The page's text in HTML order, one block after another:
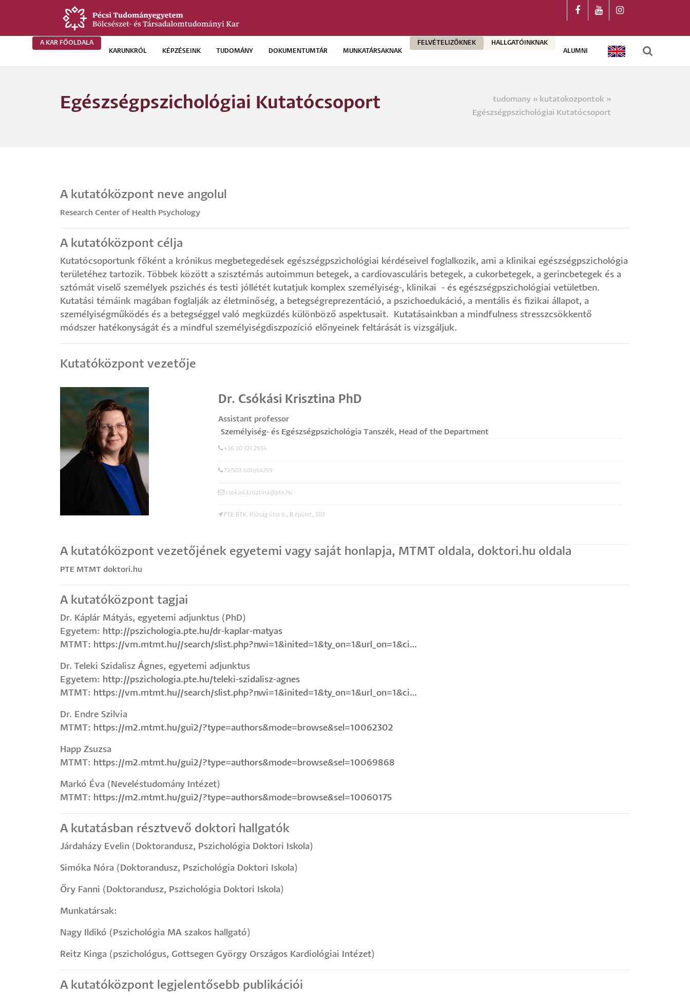
menü
A KAR FŐOLDALA
KARUNKRÓL
KÉPZÉSEINK TUDOMÁNY DOKUMENTUMTÁR MUNKATÁRSAKNAK
FELVÉTELIZŐKNEK
HALLGATÓINKNAK
ALUMNI
ENGLISH
Egészségpszichológiai Kutatócsoport tudomany
kutatokozpontok
Egészségpszichológiai Kutatócsoport
A kutatóközpont neve angolul
Research Center of Health Psychology
A kutatóközpont célja
Kutatócsoportunk főként a krónikus megbetegedések egészségpszichológiai kérdéseivel foglalkozik, ami a klinikai egészségpszichológia
területéhez tartozik. Többek között a szisztémás autoimmun betegek, a cardiovasculáris betegek, a cukorbetegek, a gerincbetegek és a
sztómát viselő személyek pszichés és testi jóllétét kutatjuk komplex személyiség-, klinikai - és egészségpszichológiai vetületben.
Kutatási témáink magában foglalják az életminőség, a betegségreprezentáció, a pszichoedukáció, a mentális és fizikai állapot, a
személyiségműködés és a betegséggel való megküzdés különböző aspektusait. Kutatásainkban a mindfulness stresszcsökkentő
módszer hatékonyságát és a mindful személyiségdiszpozíció előnyeinek feltárását is vizsgáljuk.
Kutatóközpont vezetője
Dr. Csókási Krisztina PhD
Assistant professor
Személyiség- és Egészségpszichológia Tanszék, Head of the Department
+36 30 121 2934
72/503 600/64259
csokasi.krisztina@pte.hu
PTE BTK, Ifjúság útja 6., B épület, 303
A kutatóközpont vezetőjének egyetemi vagy saját honlapja, MTMT oldala, doktori.hu oldala
PTE MTMT doktori.hu
A kutatóközpont tagjai
Dr. Káplár Mátyás, egyetemi adjunktus (PhD)
Egyetem: http://pszichologia.pte.hu/dr-kaplar-matyas
MTMT: https://vm.mtmt.hu//search/slist.php?nwi=1&inited=1&ty_on=1&url_on=1&ci…
Dr. Teleki Szidalisz Ágnes, egyetemi adjunktus
Egyetem: http://pszichologia.pte.hu/teleki-szidalisz-agnes
MTMT: https://vm.mtmt.hu//search/slist.php?nwi=1&inited=1&ty_on=1&url_on=1&ci…
Dr. Endre Szilvia
MTMT: https://m2.mtmt.hu/gui2/?type=authors&mode=browse&sel=10062302
Happ Zsuzsa
MTMT: https://m2.mtmt.hu/gui2/?type=authors&mode=browse&sel=10069868
Markó Éva (Neveléstudomány Intézet)
MTMT: https://m2.mtmt.hu/gui2/?type=authors&mode=browse&sel=10060175
A kutatásban résztvevő doktori hallgatók
Járdaházy Evelin (Doktorandusz, Pszichológia Doktori Iskola)
Simóka Nóra (Doktorandusz, Pszichológia Doktori Iskola)
Őry Fanni (Doktorandusz, Pszichológia Doktori Iskola)
Munkatársak:
Nagy Ildikó (Pszichológia MA szakos hallgató)
Reitz Kinga (pszichológus, Gottsegen György Országos Kardiológiai Intézet)
A kutatóközpont legjelentősebb publikációi